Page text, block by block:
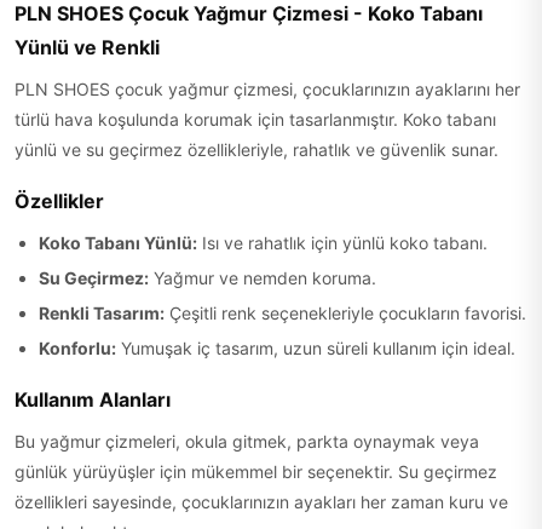
PLN SHOES Çocuk Yağmur Çizmesi - Koko Tabanı
Yünlü ve Renkli
PLN SHOES çocuk yağmur çizmesi, çocuklarınızın ayaklarını her
türlü hava koşulunda korumak için tasarlanmıştır. Koko tabanı
yünlü ve su geçirmez özellikleriyle, rahatlık ve güvenlik sunar.
Özellikler
Koko Tabanı Yünlü: Isı ve rahatlık için yünlü koko tabanı.
Su Geçirmez: Yağmur ve nemden koruma.
Renkli Tasarım: Çeşitli renk seçenekleriyle çocukların favorisi.
Konforlu: Yumuşak iç tasarım, uzun süreli kullanım için ideal.
Kullanım Alanları
Bu yağmur çizmeleri, okula gitmek, parkta oynaymak veya
günlük yürüyüşler için mükemmel bir seçenektir. Su geçirmez
özellikleri sayesinde, çocuklarınızın ayakları her zaman kuru ve